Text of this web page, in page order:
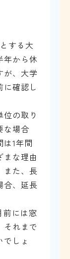
する大
年から休
が、大学
に確認し
の取り
な場合
1年間
な理由
また、長
合、延長
前には窓
それまで
しょ